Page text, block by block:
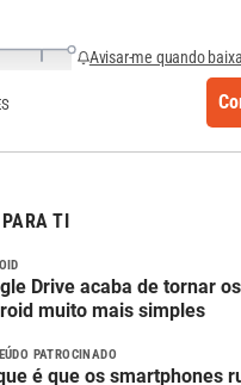
Avisar-me quando
TI
Drive acaba de tornar
muito mais simples
PATROCINADO
é que os smartphones